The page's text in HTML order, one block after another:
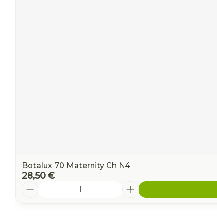
Botalux 70 Maternity Ch N4
28,50 €